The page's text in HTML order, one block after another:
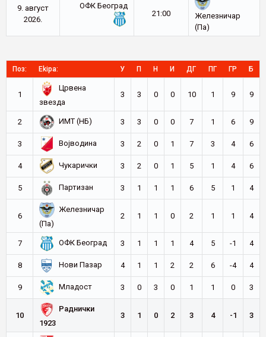
9. август
2026.
ОФК Београд
21:00
Железничар
(Па)
Поз: Ekipa: У П Н И ДГ ПГ ГР Б
1
Црвена
звезда
3 3 0 0 10 1 9 9
2 ИМТ (НБ) 3 3 0 0 7 1 6 9
3 Војводина 3 2 0 1 7 3 4 6
4 Чукарички 3 2 0 1 5 1 4 6
5 Партизан 3 1 1 1 6 5 1 4
6
Железничар
(Па)
2 1 1 0 2 1 1 4
7 ОФК Београд 3 1 1 1 4 5 -1 4
8 Нови Пазар 4 1 1 2 2 6 -4 4
9 Младост 3 0 3 0 1 1 0 3
10
Раднички
1923
3 1 0 2 3 4 -1 3